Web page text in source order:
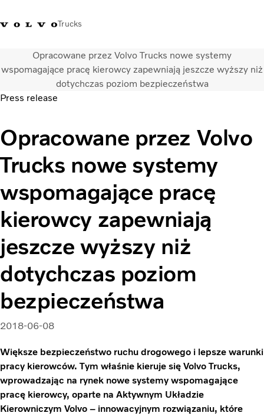
Trucks
+48 22 383 45 00Sklep Volvo Trucks Zaloguj sięPolska
Rozwiązania transportowe
Usługi
Wyszukiwarka dealerów
Aktualności
O nas
Volvo Truck Builder
Kontakt
Opracowane przez Volvo Trucks nowe systemy
wspomagające pracę kierowcy zapewniają jeszcze wyższy niż
dotychczas poziom bezpieczeństwa
Press release
Opracowane przez Volvo
Trucks nowe systemy
wspomagające pracę
kierowcy zapewniają
jeszcze wyższy niż
dotychczas poziom
bezpieczeństwa
2018-06-08
Większe bezpieczeństwo ruchu drogowego i lepsze warunki
pracy kierowców. Tym właśnie kieruje się Volvo Trucks,
wprowadzając na rynek nowe systemy wspomagające
pracę kierowcy, oparte na Aktywnym Układzie
Kierowniczym Volvo – innowacyjnym rozwiązaniu, które